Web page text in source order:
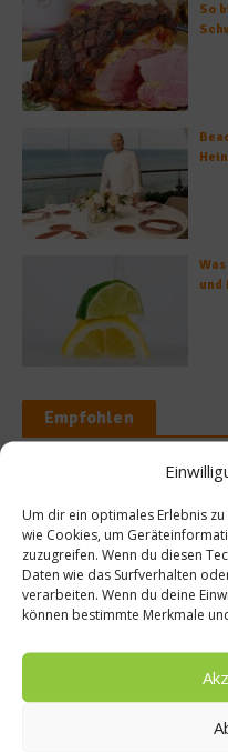
Um dir ein optimales Erlebnis
wie Cookies, um
zuzugreifen. Wenn du diesen
Daten wie das Surfverhalten
verarbeiten. Wenn du deine
können bestimmte Merkmale
So
und
Empfohlen
heißen